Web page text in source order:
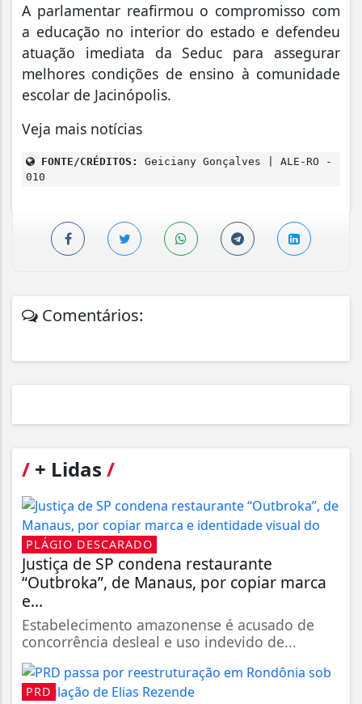
A parlamentar reafirmou o compromisso com
a educação no interior do estado e defendeu
atuação imediata da Seduc para assegurar
melhores condições de ensino à comunidade
escolar de Jacinópolis.
Veja mais notícias
FONTE/CRÉDITOS:
Geiciany Gonçalves | ALE-RO -
010
Comentários:
/ + Lidas /
PLÁGIO DESCARADO
Justiça de SP condena restaurante
“Outbroka”, de Manaus, por copiar marca
e...
Estabelecimento amazonense é acusado de
concorrência desleal e uso indevido de...
PRD